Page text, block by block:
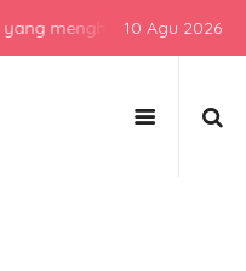
menghasilkan lulusan
10 Agu 2026